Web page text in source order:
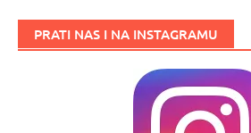
PRATI NAS I NA INSTAGRAMU